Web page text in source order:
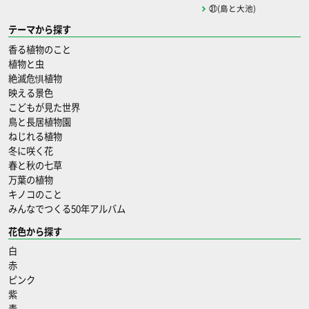
㉛(島と大池)
テーマから探す
香る植物のこと
植物と虫
絶滅危惧植物
映える景色
こどもが見た世界
鳥と長居植物園
ねじれる植物
冬に咲く花
春と秋の七草
万葉の植物
キノコのこと
みんなでつくる50年アルバム
花色から探す
白
赤
ピンク
紫